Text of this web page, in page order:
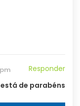
Responder
de parabéns